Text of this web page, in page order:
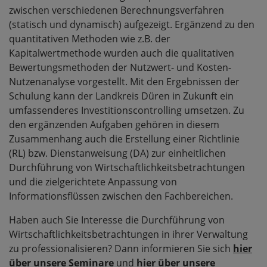
zwischen verschiedenen Berechnungsverfahren
(statisch und dynamisch) aufgezeigt. Ergänzend zu den
quantitativen Methoden wie z.B. der
Kapitalwertmethode wurden auch die qualitativen
Bewertungsmethoden der Nutzwert- und Kosten-
Nutzenanalyse vorgestellt. Mit den Ergebnissen der
Schulung kann der Landkreis Düren in Zukunft ein
umfassenderes Investitionscontrolling umsetzen. Zu
den ergänzenden Aufgaben gehören in diesem
Zusammenhang auch die Erstellung einer Richtlinie
(RL) bzw. Dienstanweisung (DA) zur einheitlichen
Durchführung von Wirtschaftlichkeitsbetrachtungen
und die zielgerichtete Anpassung von
Informationsflüssen zwischen den Fachbereichen.
Haben auch Sie Interesse die Durchführung von
Wirtschaftlichkeitsbetrachtungen in ihrer Verwaltung
zu professionalisieren? Dann informieren Sie sich hier
über unsere Seminare und hier über unsere